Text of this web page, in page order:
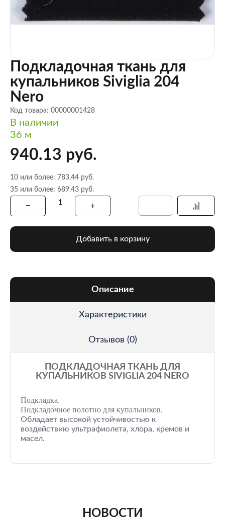
Подкладочная ткань для
купальников Siviglia 204
Nero
Код товара: 00000001428
В наличии
36 м
940.13 руб.
10 или более: 783.44 руб.
35 или более: 689.43 руб.
Добавить в корзину
Описание
Характеристики
Отзывов (0)
ПОДКЛАДОЧНАЯ ТКАНЬ ДЛЯ
КУПАЛЬНИКОВ SIVIGLIA 204 NERO
Подкладка.
Подкладочное полотно для купальников.
Обладает высокой устойчивостью к
воздействию ультрафиолета, хлора, кремов и
масел.
НОВОСТИ